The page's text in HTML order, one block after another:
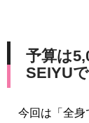
予算は
SEIYU
今回は「全身